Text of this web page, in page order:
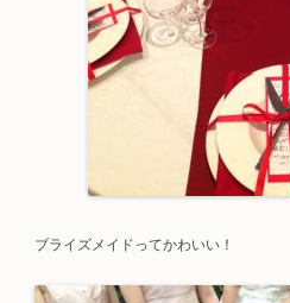
ブライズメイドってかわいい！